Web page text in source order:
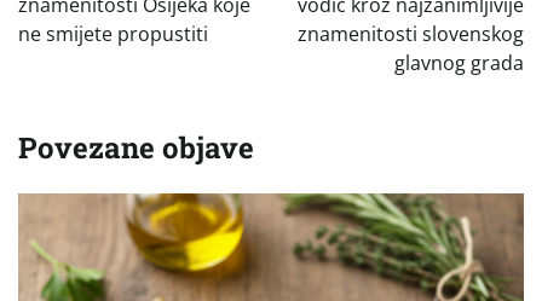
ne smijete propustiti
znamenitosti slovenskog
glavnog grada
Povezane objave